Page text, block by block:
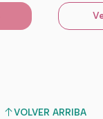
VOLVER ARRIBA